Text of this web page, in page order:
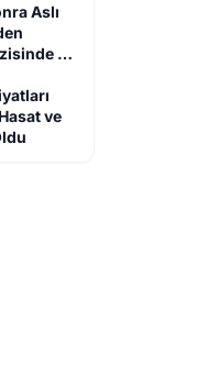
Aslı
Bir
ve